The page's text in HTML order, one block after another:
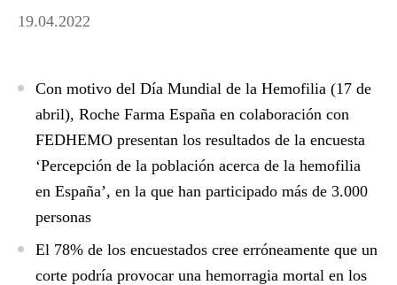
19.04.2022
Con motivo del Día Mundial de la Hemofilia (17 de
abril), Roche Farma España en colaboración con
FEDHEMO presentan los resultados de la encuesta
‘Percepción de la población acerca de la hemofilia
en España’, en la que han participado más de 3.000
personas
El 78% de los encuestados cree erróneamente que un
corte podría provocar una hemorragia mortal en los